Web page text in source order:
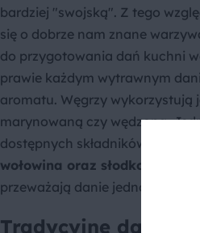
bardziej "swojską". Z tego
się o dobrze nam znane
do przygotowania dań kuchni
prawie każdym wytrawnym
aromatu. Węgrzy wykorzystują
marynowaną czy wędzoną.
dostępnych składników można
wołowina oraz słodkowodne
przeważają danie
Tradycyjne dania